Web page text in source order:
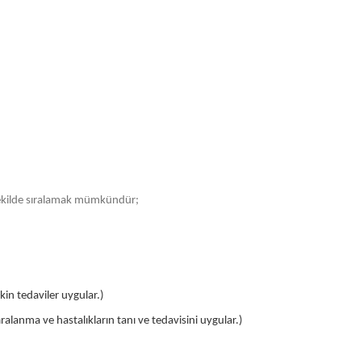
sıralamak mümkündür;
tedaviler uygular.)
ve hastalıkların tanı ve tedavisini uygular.)